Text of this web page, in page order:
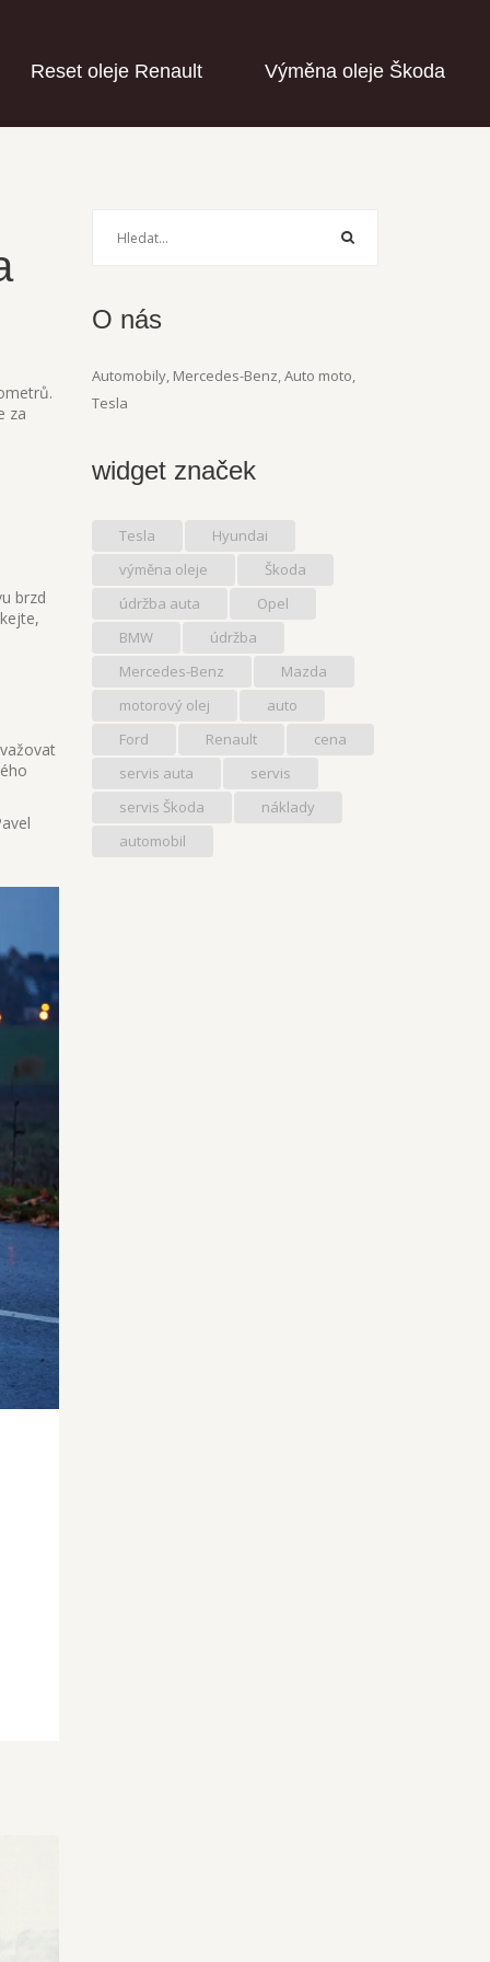
Reset oleje Renault Výměna oleje Škoda
za
brzd
O nás
Automobily, Mercedes-Benz, Auto moto,
Tesla
widget značek
Tesla
Hyundai
výměna oleje
Škoda
údržba auta
Opel
BMW
údržba
Mercedes-Benz
Mazda
motorový olej
auto
Ford
Renault
cena
servis auta
servis
servis Škoda
náklady
automobil